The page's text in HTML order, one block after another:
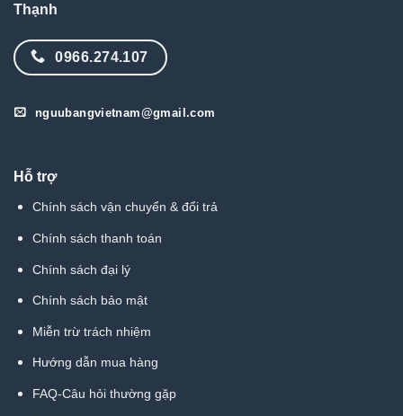
Thạnh
0966.274.107
nguubangvietnam@gmail.com
Hỗ trợ
Chính sách vận chuyển & đổi trả
Chính sách thanh toán
Chính sách đại lý
Chính sách bảo mật
Miễn trừ trách nhiệm
Hướng dẫn mua hàng
FAQ-Câu hỏi thường gặp